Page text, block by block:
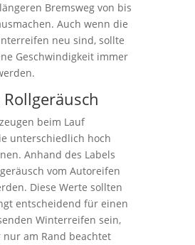
Bremsweg von bis
Auch wenn die
neu sind, sollte
Geschwindigkeit immer
beim Lauf
unterschiedlich hoch
Anhand des Labels
vom Autoreifen
Diese Werte sollten
entscheidend für einen
Winterreifen sein,
am Rand beachtet